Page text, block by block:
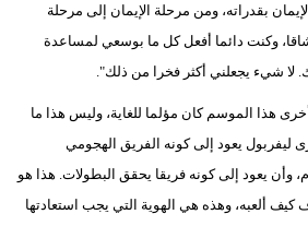
سيارات
بقدراته، ومن مرحلة الإيمان إلى مرحلة
وكنت دائما أفعل كل ما بوسعي لمساعدة
لا شيء يجعلني أكثر فخرا من ذلك".
هذا الموسم كان مؤلما للغاية، وليس هذا ما
ليفربول يعود إلى كونه الفريق الهجومي
وأن يعود إلى كونه فريقا يحقق البطولات. هذا هو
ألعبه، وهذه هي الهوية التي يجب استعادتها